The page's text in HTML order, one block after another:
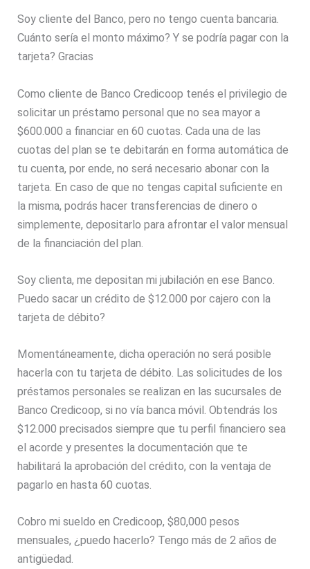
Soy cliente del Banco, pero no tengo cuenta bancaria.
Cuánto sería el monto máximo? Y se podría pagar con la
tarjeta? Gracias
Como cliente de Banco Credicoop tenés el privilegio de
solicitar un préstamo personal que no sea mayor a
$600.000 a financiar en 60 cuotas. Cada una de las
cuotas del plan se te debitarán en forma automática de
tu cuenta, por ende, no será necesario abonar con la
tarjeta. En caso de que no tengas capital suficiente en
la misma, podrás hacer transferencias de dinero o
simplemente, depositarlo para afrontar el valor mensual
de la financiación del plan.
Soy clienta, me depositan mi jubilación en ese Banco.
Puedo sacar un crédito de $12.000 por cajero con la
tarjeta de débito?
Momentáneamente, dicha operación no será posible
hacerla con tu tarjeta de débito. Las solicitudes de los
préstamos personales se realizan en las sucursales de
Banco Credicoop, si no vía banca móvil. Obtendrás los
$12.000 precisados siempre que tu perfil financiero sea
el acorde y presentes la documentación que te
habilitará la aprobación del crédito, con la ventaja de
pagarlo en hasta 60 cuotas.
Cobro mi sueldo en Credicoop, $80,000 pesos
mensuales, ¿puedo hacerlo? Tengo más de 2 años de
antigüedad.